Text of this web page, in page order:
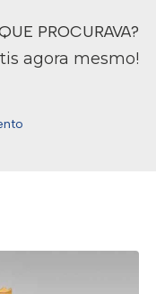
PROCURAVA?
agora mesmo!